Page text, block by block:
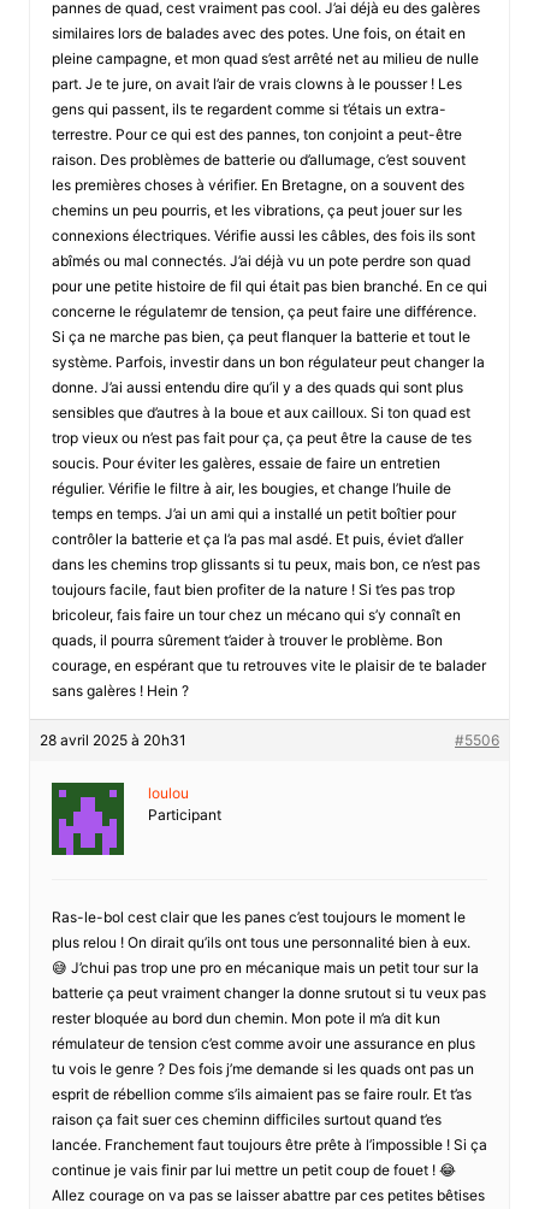
pannes de quad, cest vraiment pas cool. J’ai déjà eu des galères
similaires lors de balades avec des potes. Une fois, on était en
pleine campagne, et mon quad s’est arrêté net au milieu de nulle
part. Je te jure, on avait l’air de vrais clowns à le pousser ! Les
gens qui passent, ils te regardent comme si t’étais un extra-
terrestre. Pour ce qui est des pannes, ton conjoint a peut-être
raison. Des problèmes de batterie ou d’allumage, c’est souvent
les premières choses à vérifier. En Bretagne, on a souvent des
chemins un peu pourris, et les vibrations, ça peut jouer sur les
connexions électriques. Vérifie aussi les câbles, des fois ils sont
abîmés ou mal connectés. J’ai déjà vu un pote perdre son quad
pour une petite histoire de fil qui était pas bien branché. En ce qui
concerne le régulatemr de tension, ça peut faire une différence.
Si ça ne marche pas bien, ça peut flanquer la batterie et tout le
système. Parfois, investir dans un bon régulateur peut changer la
donne. J’ai aussi entendu dire qu’il y a des quads qui sont plus
sensibles que d’autres à la boue et aux cailloux. Si ton quad est
trop vieux ou n’est pas fait pour ça, ça peut être la cause de tes
soucis. Pour éviter les galères, essaie de faire un entretien
régulier. Vérifie le filtre à air, les bougies, et change l’huile de
temps en temps. J’ai un ami qui a installé un petit boîtier pour
contrôler la batterie et ça l’a pas mal asdé. Et puis, éviet d’aller
dans les chemins trop glissants si tu peux, mais bon, ce n’est pas
toujours facile, faut bien profiter de la nature ! Si t’es pas trop
bricoleur, fais faire un tour chez un mécano qui s’y connaît en
quads, il pourra sûrement t’aider à trouver le problème. Bon
courage, en espérant que tu retrouves vite le plaisir de te balader
sans galères ! Hein ?
28 avril 2025 à 20h31 #5506
loulou
Participant
Ras-le-bol cest clair que les panes c’est toujours le moment le
plus relou ! On dirait qu’ils ont tous une personnalité bien à eux.
😅 J’chui pas trop une pro en mécanique mais un petit tour sur la
batterie ça peut vraiment changer la donne srutout si tu veux pas
rester bloquée au bord dun chemin. Mon pote il m’a dit kun
rémulateur de tension c’est comme avoir une assurance en plus
tu vois le genre ? Des fois j’me demande si les quads ont pas un
esprit de rébellion comme s’ils aimaient pas se faire roulr. Et t’as
raison ça fait suer ces cheminn difficiles surtout quand t’es
lancée. Franchement faut toujours être prête à l’impossible ! Si ça
continue je vais finir par lui mettre un petit coup de fouet ! 😂
Allez courage on va pas se laisser abattre par ces petites bêtises